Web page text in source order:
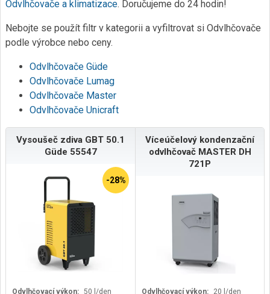
Odvlhčovače a klimatizace. Doručujeme do 24 hodin!
Nebojte se použít filtr v kategorii a vyfiltrovat si Odvlhčovače
podle výrobce nebo ceny.
Odvlhčovače Güde
Odvlhčovače Lumag
Odvlhčovače Master
Odvlhčovače Unicraft
Vysoušeč zdiva GBT 50.1
Güde 55547
-28%
Odvlhčovací výkon: 50 l/den
Víceúčelový kondenzační
odvlhčovač MASTER DH
721P
Odvlhčovací výkon:
20 l/den